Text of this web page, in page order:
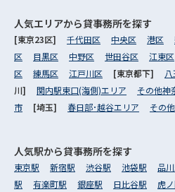
人気エリアから貸事務所を探す
[東京23区] 千代田区 中央区 港区
区
目黒区 中野区 世田谷区 江東区
区
練馬区 江戸川区 [東京都下]
川] 関内駅東口(海側)エリア その他神
市
[埼玉] 春日部･越谷エリア その
人気駅から貸事務所を探す
東京駅 新宿駅 渋谷駅 池袋駅 品
駅
有楽町駅 銀座駅 日比谷駅 虎